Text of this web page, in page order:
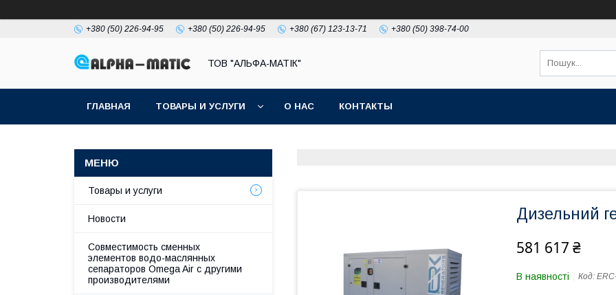
+380 (50) 226-94-95 +380 (50) 226-94-95 +380 (67) 123-13-71 +380 (50) 398-74-00
ТОВ "АЛЬФА-МАТІК"
ГЛАВНАЯ ТОВАРЫ И УСЛУГИ О НАС КОНТАКТЫ
Дизельний
581 617 ₴
В наявності Код:
Товары и услуги
Новости
Совместимость сменных
элементов водо-маслянных
сепараторов Omega Air с другими
производителями